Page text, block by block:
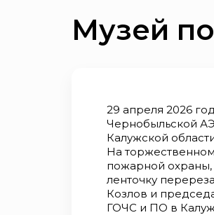
Музей
29 апреля 2026
Чернобыльской
Калужской
На
пожарной охраны,
ленточку
Козлов и
ГОЧС и ПО в